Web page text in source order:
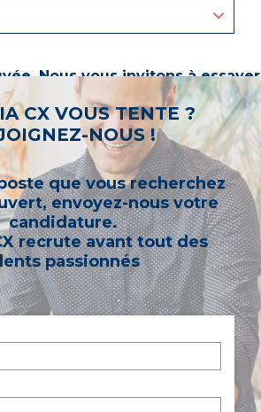
Nous vous invitons à essayer
ou à sélectionner un « métier ».
CX VOUS TENTE ?
NOUS !
que vous recherchez
envoyez-nous votre
candidature.
recrute avant tout des
passionnés